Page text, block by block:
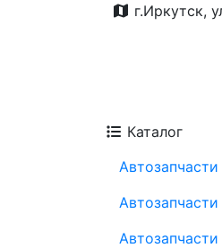
г.Иркутск,
Каталог